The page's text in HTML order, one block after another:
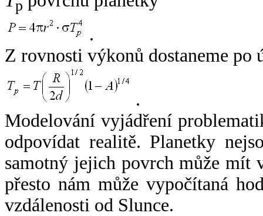
p
.
Z rovnosti výkonů dostaneme po
.
Modelování vyjádření
odpovídat realitě. Planetky
samotný jejich povrch může mít
přesto nám může vypočítaná
vzdálenosti od Slunce.